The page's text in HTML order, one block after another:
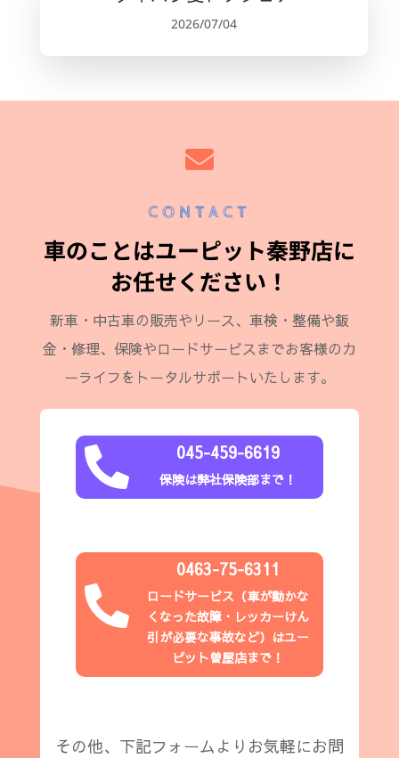
2026/07/04

CONTACT
車のことはユーピット秦野店に
お任せください！
新車・中古車の販売やリース、車検・整備や鈑
金・修理、保険やロードサービスまでお客様のカ
ーライフをトータルサポートいたします。
 045-459-6619
保険は弊社保険部まで！

0463-75-6311
ロードサービス（車が動かな
くなった故障・レッカーけん
引が必要な事故など）はユー
ピット曽屋店まで！
その他、下記フォームよりお気軽にお問